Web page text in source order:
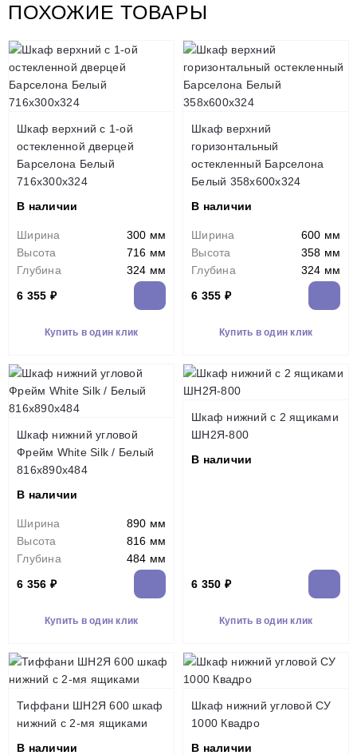
ПОХОЖИЕ ТОВАРЫ
Шкаф верхний с 1-ой
остекленной дверцей
Барселона Белый
716х300х324
В наличии
Ширина
300 мм
Высота
716 мм
Глубина
324 мм
6 355 ₽
Купить в один клик
Шкаф верхний
горизонтальный
остекленный Барселона
Белый 358х600х324
В наличии
Ширина
600 мм
Высота
358 мм
Глубина
324 мм
6 355 ₽
Купить в один клик
Шкаф нижний угловой
Фрейм White Silk / Белый
816х890х484
В наличии
Ширина
890 мм
Высота
816 мм
Глубина
484 мм
6 356 ₽
Купить в один клик
Шкаф нижний с 2 ящиками
ШН2Я-800
В наличии
6 350 ₽
Купить в один клик
Тиффани ШН2Я 600 шкаф
нижний с 2-мя ящиками
В наличии
Шкаф нижний угловой СУ
1000 Квадро
В наличии